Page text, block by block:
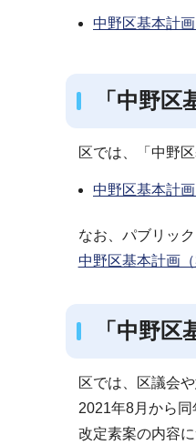
中野区基本計
「中野
区では、「中野
中野区基本計
なお、パブリッ
中野区基本計画
「中野
区では、区議会
2021年8月から同
改定素案の内容